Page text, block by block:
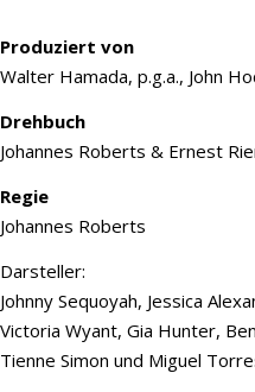
Produziert von
Walter Hamada, p.g.a., John
Drehbuch
Johannes Roberts & Ernest
Regie
Johannes Roberts
Darsteller:
Johnny Sequoyah, Jessica
Victoria Wyant, Gia Hunter,
Tienne Simon und Miguel